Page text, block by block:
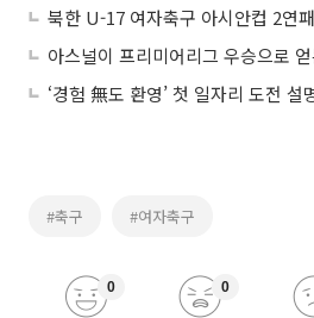
북한 U-17 여자축구 아시안컵 2연
아스널이 프리미어리그 우승으로
‘경험 無도 환영’ 첫 일자리 도전 설
#축구 #여자축구
0 0